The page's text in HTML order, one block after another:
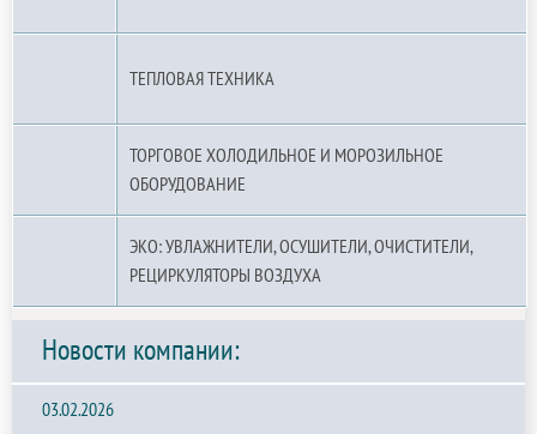
ТЕПЛОВАЯ ТЕХНИКА
ТОРГОВОЕ ХОЛОДИЛЬНОЕ И МОРОЗИЛЬНОЕ
ОБОРУДОВАНИЕ
ЭКО: УВЛАЖНИТЕЛИ, ОСУШИТЕЛИ, ОЧИСТИТЕЛИ,
РЕЦИРКУЛЯТОРЫ ВОЗДУХА
Новости компании:
03.02.2026